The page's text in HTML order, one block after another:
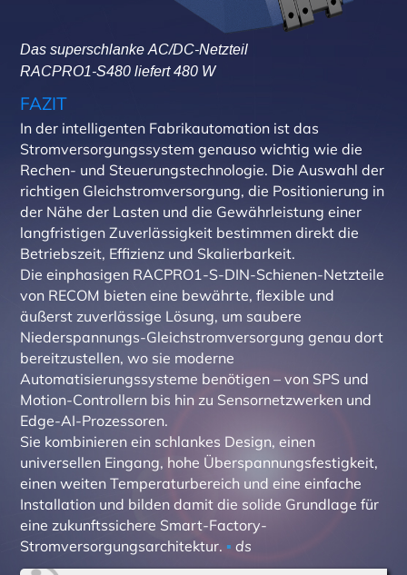
Das superschlanke AC/DC-Netzteil
RACPRO1-S480 liefert 480 W
FAZIT
In der intelligenten Fabrikautomation ist das
Stromversorgungssystem genauso wichtig wie die
Rechen- und Steuerungstechnologie. Die Auswahl der
richtigen Gleichstromversorgung, die Positionierung in
der Nähe der Lasten und die Gewährleistung einer
langfristigen Zuverlässigkeit bestimmen direkt die
Betriebszeit, Effizienz und Skalierbarkeit.
Die einphasigen RACPRO1-S-DIN-Schienen-Netzteile
von RECOM bieten eine bewährte, flexible und
äußerst zuverlässige Lösung, um saubere
Niederspannungs-Gleichstromversorgung genau dort
bereitzustellen, wo sie moderne
Automatisierungssysteme benötigen – von SPS und
Motion-Controllern bis hin zu Sensornetzwerken und
Edge-AI-Prozessoren.
Sie kombinieren ein schlankes Design, einen
universellen Eingang, hohe Überspannungsfestigkeit,
einen weiten Temperaturbereich und eine einfache
Installation und bilden damit die solide Grundlage für
eine zukunftssichere Smart-Factory-
Stromversorgungsarchitektur. ▪ ds